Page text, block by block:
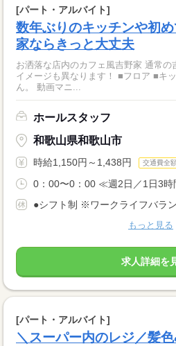
[パート・アルバイト]
数年ぶりのキッチンや初
家ならきっと大丈夫
お洒落な店内のカフェ風吉野家 通常
イメージも異なります！ ■フロア ■キッチン 難しいことはありませ
ん。 動画マニ...
ホールスタッフ
和歌山県和歌山市
時給1,150円～1,438円 交通費全
0：00〜0：00 ≪週2日／1日3
●シフト制 ※ワークライフバラ
もっと見る
求人詳細を
[パート・アルバイト]
＼スーパー内のレジ／髪